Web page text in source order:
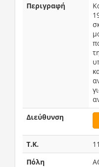
Περιγραφή
Διεύθυνση
T.K.
Πόλη